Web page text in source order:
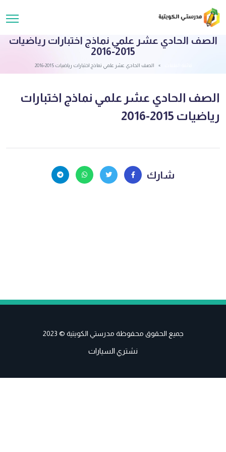
الصف الحادي عشر علمي نماذج اختبارات رياضيات
2015-2016
الصف الحادي عشر علمي نماذج اختبارات رياضيات 2015-2016
الصف الحادي عشر علمي نماذج اختبارات
رياضيات 2015-2016
شارك
جميع الحقوق محفوظة مدرستي الكويتية © 2023
نشتري السيارات